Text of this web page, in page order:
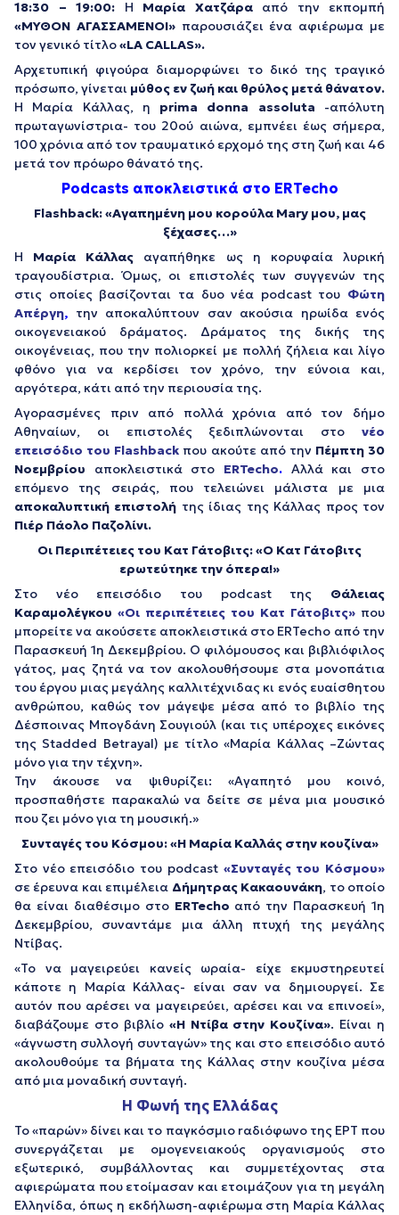
18:30 – 19:00: Η Μαρία Χατζάρααπό την εκπομπή
«ΜΥΘΟΝ ΑΓΑΣΣΑΜΕΝΟΙ»παρουσιάζει ένα αφιέρωμα με
τον γενικό τίτλο«LA CALLAS».
Αρχετυπική φιγούρα διαμορφώνει το δικό της τραγικό
πρόσωπο, γίνεται μύθος εν ζωή και θρύλος μετά θάνατον.
Η Μαρία Κάλλας, η prima donna assoluta -απόλυτη
πρωταγωνίστρια- του 20ού αιώνα, εμπνέει έως σήμερα,
100 χρόνια από τον τραυματικό ερχομό της στη ζωή και 46
μετά τον πρόωρο θάνατό της.
Podcasts αποκλειστικά στο ERTecho
Flashback: «Αγαπημένη μου κορούλα Mary μου, μας
ξέχασες…»
Η Μαρία Κάλλας αγαπήθηκε ως η κορυφαία λυρική
τραγουδίστρια. Όμως, οι επιστολές των συγγενών της
στις οποίες βασίζονται τα δυο νέα podcast του Φώτη
Απέργη, την αποκαλύπτουν σαν ακούσια ηρωίδα ενός
οικογενειακού δράματος. Δράματος της δικής της
οικογένειας, που την πολιορκεί με πολλή ζήλεια και λίγο
φθόνο για να κερδίσει τον χρόνο, την εύνοια και,
αργότερα, κάτι από την περιουσία της.
Αγορασμένες πριν από πολλά χρόνια από τον δήμο
Αθηναίων, οι επιστολές ξεδιπλώνονται στο νέο
επεισόδιο του Flashback που ακούτε από την Πέμπτη 30
Νοεμβρίου αποκλειστικά στο ERTecho. Αλλά και στο
επόμενο της σειράς, που τελειώνει μάλιστα με μια
αποκαλυπτική επιστολή της ίδιας της Κάλλας προς τον
Πιέρ Πάολο Παζολίνι.
Οι Περιπέτειες του Κατ Γάτοβιτς: «Ο Κατ Γάτοβιτς
ερωτεύτηκε την όπερα!»
Στο νέο επεισόδιο του podcast της Θάλειας
Καραμολέγκου «Οι περιπέτειες του Κατ Γάτοβιτς» που
μπορείτε να ακούσετε αποκλειστικά στο ERTecho από την
Παρασκευή 1η Δεκεμβρίου. Ο φιλόμουσος και βιβλιόφιλος
γάτος, μας ζητά να τον ακολουθήσουμε στα μονοπάτια
του έργου μιας μεγάλης καλλιτέχνιδας κι ενός ευαίσθητου
ανθρώπου, καθώς τον μάγεψε μέσα από το βιβλίο της
Δέσποινας Μπογδάνη Σουγιούλ (και τις υπέροχες εικόνες
της Stadded Betrayal) με τίτλο «Μαρία Κάλλας –Ζώντας
μόνο για την τέχνη».
Την άκουσε να ψιθυρίζει: «Αγαπητό μου κοινό,
προσπαθήστε παρακαλώ να δείτε σε μένα μια μουσικό
που ζει μόνο για τη μουσική.»
Συνταγές του Κόσμου: «Η Μαρία Καλλάς στην κουζίνα»
Στο νέο επεισόδιο του podcast «Συνταγές του Κόσμου»
σε έρευνα και επιμέλεια Δήμητρας Κακαουνάκη, το οποίο
θα είναι διαθέσιμο στο ERTecho από την Παρασκευή 1η
Δεκεμβρίου, συναντάμε μια άλλη πτυχή της μεγάλης
Ντίβας.
«Το να μαγειρεύει κανείς ωραία- είχε εκμυστηρευτεί
κάποτε η Μαρία Κάλλας- είναι σαν να δημιουργεί. Σε
αυτόν που αρέσει να μαγειρεύει, αρέσει και να επινοεί»,
διαβάζουμε στο βιβλίο «Η Ντίβα στην Κουζίνα». Είναι η
«άγνωστη συλλογή συνταγών» της και στο επεισόδιο αυτό
ακολουθούμε τα βήματα της Κάλλας στην κουζίνα μέσα
από μια μοναδική συνταγή.
H Φωνή της Ελλάδας
Το «παρών» δίνει και το παγκόσμιο rαδιόφωνο της ΕΡΤ που
συνεργάζεται με ομογενειακούς οργανισμούς στο
εξωτερικό, συμβάλλοντας και συμμετέχοντας στα
αφιερώματα που ετοίμασαν και ετοιμάζουν για τη μεγάλη
Ελληνίδα, όπως η εκδήλωση-αφιέρωμα στη Μαρία Κάλλας